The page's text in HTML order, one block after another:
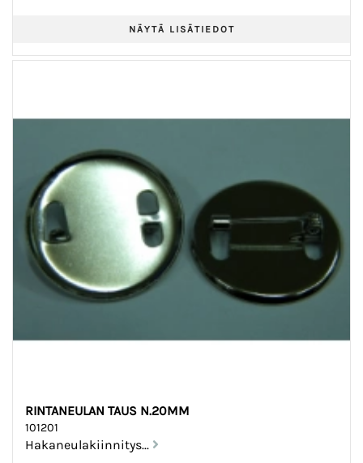
RINTANEULAN TAUS N.20MM
101201
Hakaneulakiinnitys...